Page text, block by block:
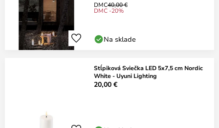
DMC40,00 €
DMC -20%
Na sklade
Stĺpiková Sviečka LED 5x7,5 cm Nordic
White - Uyuni Lighting
20,00 €